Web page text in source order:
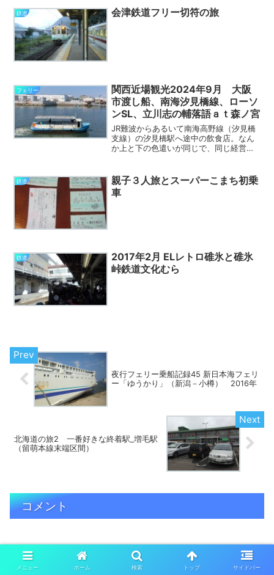
鉄道 会津鉄道フリー切符の旅
フェリー
関西近場観光2024年9月 大阪
市渡し船、南海汐見橋線、ローソ
ンSL、立川志の輔落語ａｔ森ノ宮
JR難波からあるいて南海高野線（汐見橋
支線）の汐見橋駅へ途中の飲食店。なん
か上と下の色遣いが同じで、同じ経営資
接しているのに別駅名。汐見橋駅は、本
来は本線級（高野線）の...
鉄道
親子３人旅とスーパーこまち初乗
車
鉄道
2017年2月 ELレトロ碓氷と碓氷
峠鉄道文化むら
夜行フェリー乗船記録45 新日本海フェリ
ー「ゆうかり」（新潟－小樽） 2016年
北海道の旅2 一番好きな終着駅_増毛駅
（留萌本線末端区間）
コメント
コメントを書き込む
メニュー ホーム 検索 トップ サイドバー